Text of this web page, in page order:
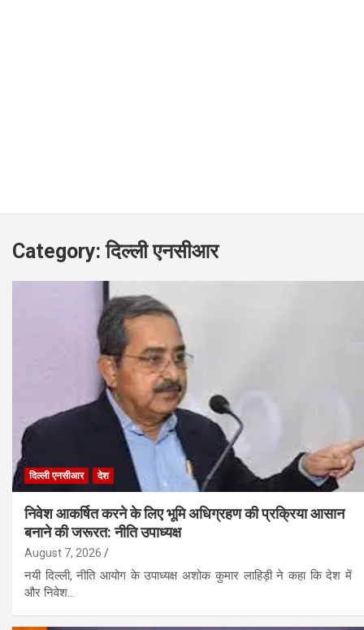
Category:दिल्ली एनसीआर
दिल्ली एनसीआर देश
निवेश आकर्षित करने के लिए भूमि अधिग्रहण की प्रक्रिया आसान
बनाने की जरूरत: नीति उपाध्यक्ष
August 7, 2026
नयी दिल्ली, नीति आयोग के उपाध्यक्ष अशोक कुमार लाहिड़ी ने कहा कि देश में
और निवेश…